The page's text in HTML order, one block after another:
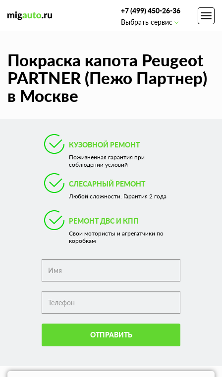
+7 (499) 450-26-36
Выбрать сервис
Покраска капота Peugeot
PARTNER (Пежо Партнер)
в Москве
КУЗОВНОЙ РЕМОНТ
Пожизненная гарантия при
соблюдении условий
СЛЕСАРНЫЙ РЕМОНТ
Любой сложности. Гарантия 2 года
РЕМОНТ ДВС И КПП
Свои мотористы и агрегатчики по
коробкам
ОТПРАВИТЬ